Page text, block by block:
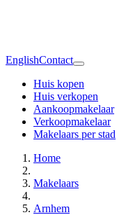
EnglishContact
Huis kopen
Huis verkopen
Aankoopmakelaar
Verkoopmakelaar
Makelaars per stad
Home
Makelaars
Arnhem